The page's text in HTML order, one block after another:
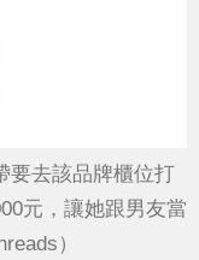
要去該品牌櫃位打
元，讓她跟男友當
）